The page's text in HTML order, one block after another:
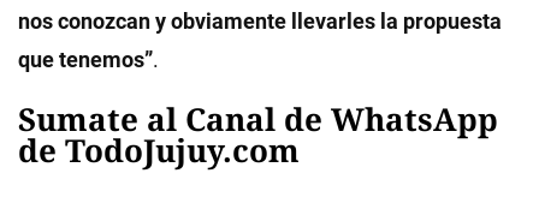
nos conozcan y obviamente llevarles la propuesta
que tenemos”.
Sumate al Canal de WhatsApp
de TodoJujuy.com